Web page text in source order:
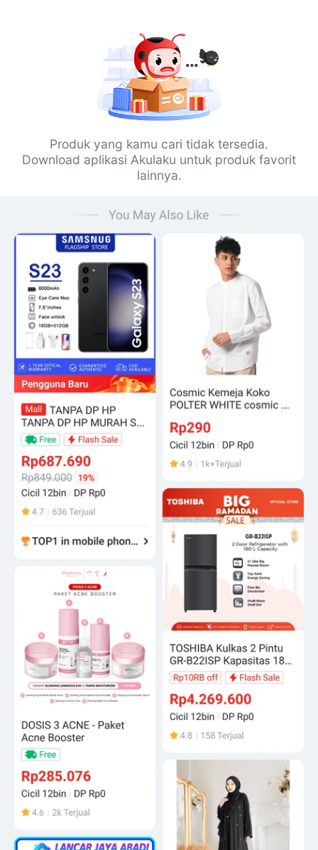
Produk yang kamu cari tidak tersedia.
Download aplikasi Akulaku untuk produk favorit
lainnya.